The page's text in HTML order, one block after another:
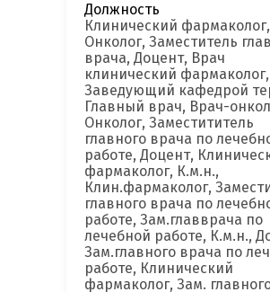
Должность
Клинический фармаколог,
Онколог, Заместитель
врача, Доцент, Врач
клинический фармаколог,
Заведующий кафедрой
Главный врач, Врач-
Онколог, Заместититель
главного врача по
работе, Доцент,
фармаколог, К.м.н.,
Клин.фармаколог,
главного врача по
работе, Зам.главврача по
лечебной работе, К.м.н.,
Зам.главного врача по
работе, Клинический
фармаколог, Зам.